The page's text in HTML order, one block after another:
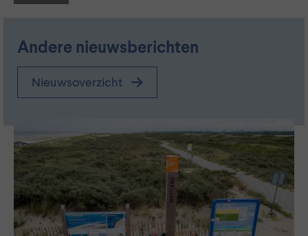
Andere nieuwsberichten
Nieuwsoverzicht